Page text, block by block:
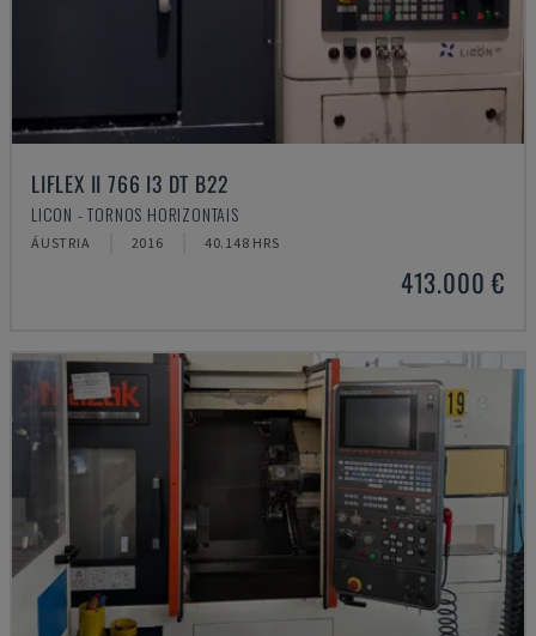
LIFLEX II 766 I3 DT B22
LICON - TORNOS HORIZONTAIS
ÁUSTRIA 2016 40.148 HRS
413.000 €